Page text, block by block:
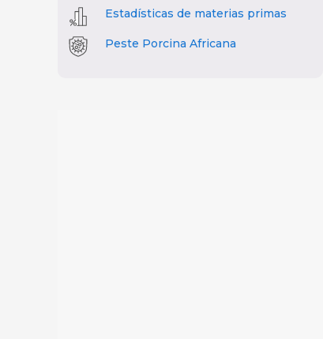
Estadísticas de materias primas
Peste Porcina Africana